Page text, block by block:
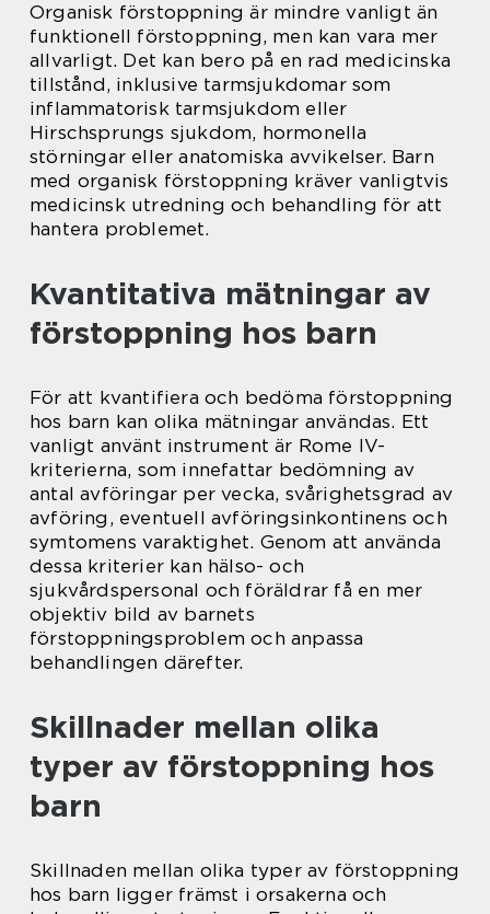
Organisk förstoppning är mindre vanligt än
funktionell förstoppning, men kan vara mer
allvarligt. Det kan bero på en rad medicinska
tillstånd, inklusive tarmsjukdomar som
inflammatorisk tarmsjukdom eller
Hirschsprungs sjukdom, hormonella
störningar eller anatomiska avvikelser. Barn
med organisk förstoppning kräver vanligtvis
medicinsk utredning och behandling för att
hantera problemet.
Kvantitativa mätningar av
förstoppning hos barn
För att kvantifiera och bedöma förstoppning
hos barn kan olika mätningar användas. Ett
vanligt använt instrument är Rome IV-
kriterierna, som innefattar bedömning av
antal avföringar per vecka, svårighetsgrad av
avföring, eventuell avföringsinkontinens och
symtomens varaktighet. Genom att använda
dessa kriterier kan hälso- och
sjukvårdspersonal och föräldrar få en mer
objektiv bild av barnets
förstoppningsproblem och anpassa
behandlingen därefter.
Skillnader mellan olika
typer av förstoppning hos
barn
Skillnaden mellan olika typer av förstoppning
hos barn ligger främst i orsakerna och